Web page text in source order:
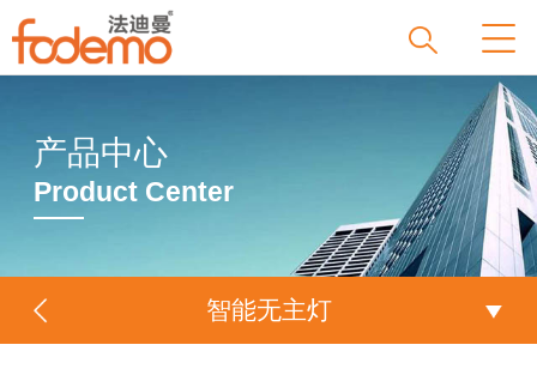
产品中心
Product Center
智能无主灯